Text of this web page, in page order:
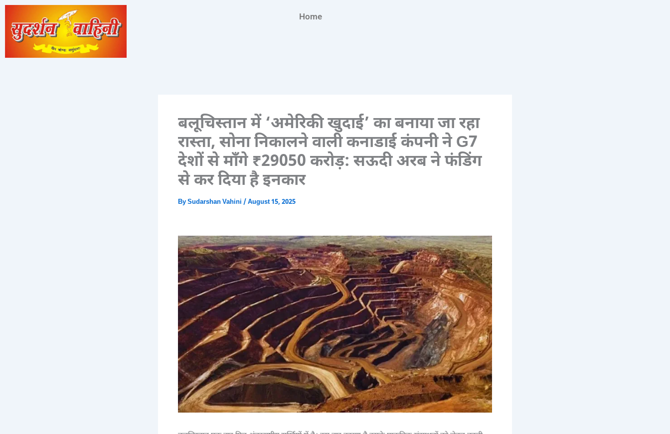
Skip
content
Home
बलूचिस्तान में ‘अमेरिकी खुदाई’ का बनाया जा रहा
रास्ता, सोना निकालने वाली कनाडाई कंपनी ने G7
देशों से माँगे ₹29050 करोड़: सऊदी अरब ने फंडिंग
से कर दिया है इनकार
BySudarshan Vahini /August 15, 2025